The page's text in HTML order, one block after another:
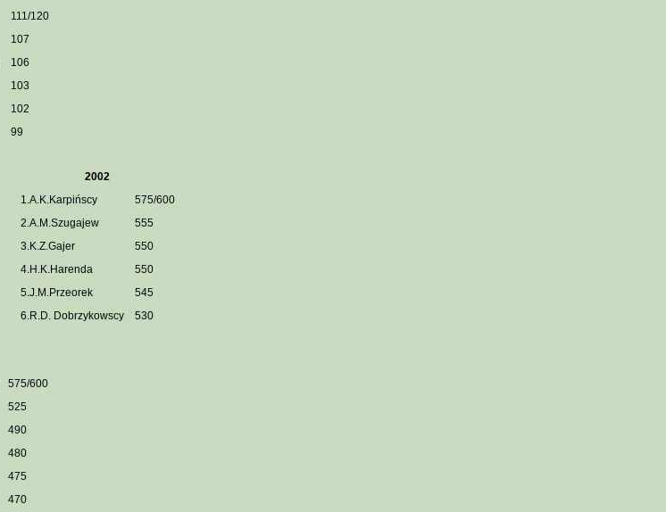
111/120
107
106
103
102
99
2002
1.A.K.Karpińscy
575/600
2.A.M.Szugajew
555
3.K.Z.Gajer
550
4.H.K.Harenda
550
5.J.M.Przeorek
545
6.R.D. Dobrzykowscy 530
575/600
525
490
480
475
470